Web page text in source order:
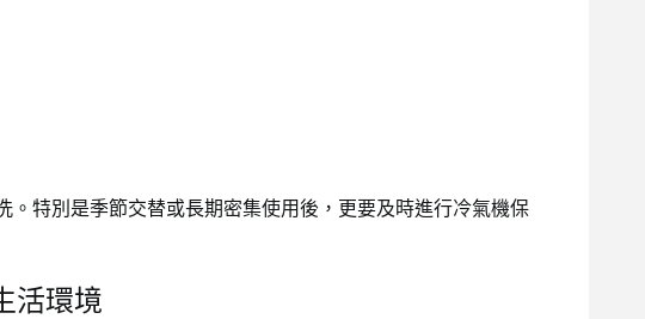
特別是季節交替或長期密集使用後，更要及時進行冷氣機保
活環境